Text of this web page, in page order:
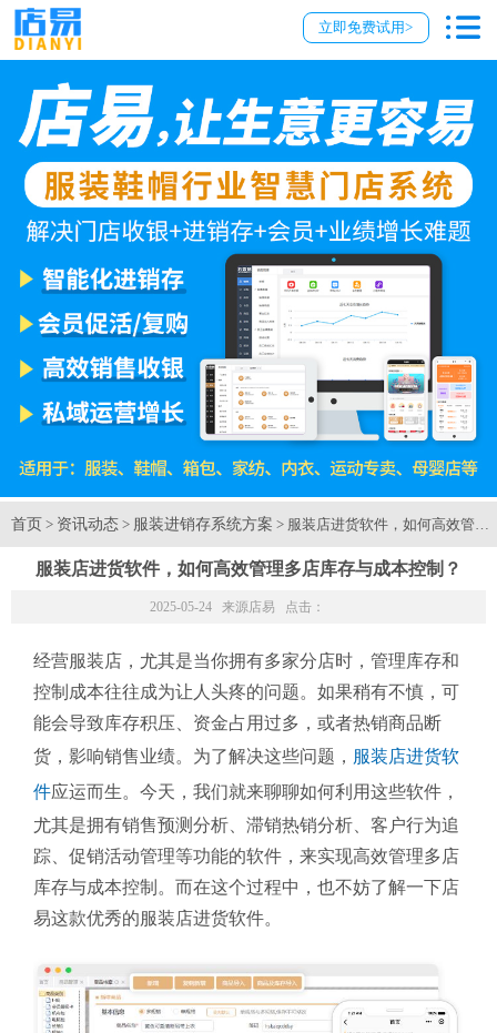
立即免费试用>
首页 > 资讯动态 > 服装进销存系统方案 > 服装店进货软件，如何高效管理
服装店进货软件，如何高效管理多店库存与成本控制？
2025-05-24 来源店易 点击：
经营服装店，尤其是当你拥有多家分店时，管理库存和
控制成本往往成为让人头疼的问题。如果稍有不慎，可
能会导致库存积压、资金占用过多，或者热销商品断
货，影响销售业绩。为了解决这些问题， 服装店进货软
件应运而生。今天，我们就来聊聊如何利用这些软件，
尤其是拥有销售预测分析、滞销热销分析、客户行为追
踪、促销活动管理等功能的软件，来实现高效管理多店
库存与成本控制。而在这个过程中，也不妨了解一下店
易这款优秀的服装店进货软件。